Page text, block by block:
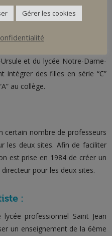
et du lycée Notre-Dame-
intégrer des filles en série “C”
au collège.
certain nombre de professeurs
les deux sites. Afin de faciliter
est prise en 1984 de créer un
pour les deux sites.
:
professionnel Saint Jean
un enseignement de la 6ème
Gérer les cookies